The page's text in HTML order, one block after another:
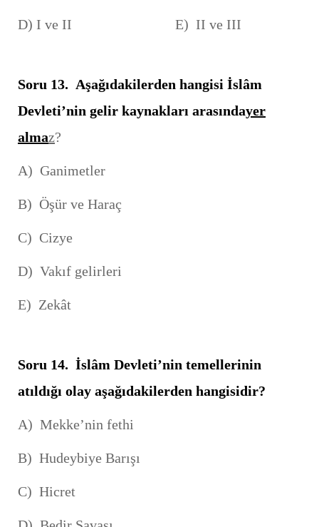
D) I ve II E) II ve III
Soru 13. Aşağıdakilerden hangisi İslâm
Devleti’nin gelir kaynakları arasındayer
almaz?
A) Ganimetler
B) Öşür ve Haraç
C) Cizye
D) Vakıf gelirleri
E) Zekât
Soru 14. İslâm Devleti’nin temellerinin
atıldığı olay aşağıdakilerden hangisidir?
A) Mekke’nin fethi
B) Hudeybiye Barışı
C) Hicret